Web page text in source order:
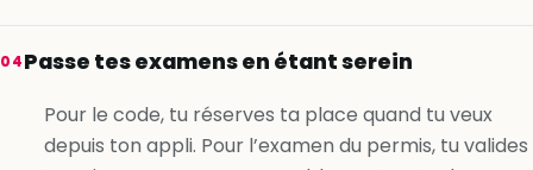
Je m’inscris gratuitement
04Passe tes examens en étant serein
Pour le code, tu réserves ta place quand tu veux
depuis ton appli. Pour l’examen du permis, tu valides